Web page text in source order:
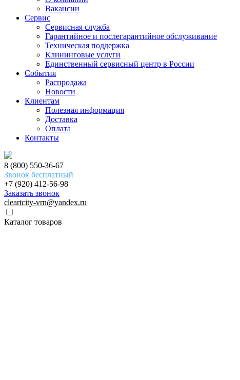
Вакансии
Сервис
Сервисная служба
Гарантийное и послегарантийное обслуживание
Техническая поддержка
Клининговые услуги
Единственный сервисный центр в России
События
Распродажа
Новости
Клиентам
Полезная информация
Доставка
Оплата
Контакты
8 (800) 550-36-67
Звонок бесплатный
+7 (920) 412-56-98
Заказать звонок
cleartcity-vrn@yandex.ru
Каталог товаров